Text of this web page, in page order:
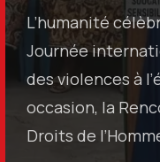
L’humanité
Journée
des violences à
occasion, la
Droits de